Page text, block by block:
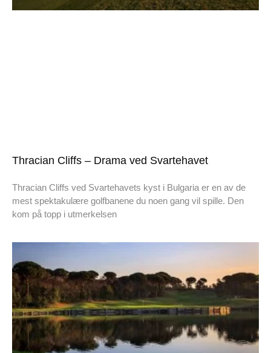
Thracian Cliffs – Drama ved Svartehavet
Thracian Cliffs ved Svartehavets kyst i Bulgaria er en av de
mest spektakulære golfbanene du noen gang vil spille. Den
kom på topp i utmerkelsen